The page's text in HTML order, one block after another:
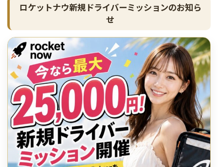
ロケットナウ新規ドライバーミッションのお知ら
せ